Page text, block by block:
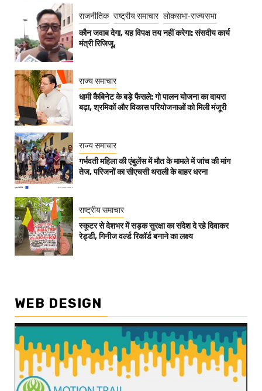
राजनीतिक राष्ट्रीय समाचार लोकसभा-राज्यसभा
कौन जवाब देगा, यह विपक्ष तय नहीं करेगा: संसदीय कार्य
मंत्री रिजिजू,
राज्य समाचार
धामी कैबिनेट के बड़े फैसले: गो पालन योजना का दायरा
बढ़ा, श्रमिकों और विकास परियोजनाओं को मिली मंजूरी
राज्य समाचार
गर्भवती महिला की एंबुलेंस में मौत के मामले में जांच की मांग
तेज, परिजनों का सीएचसी थराली के बाहर धरना
राष्ट्रीय समाचार
स्कूटर से देशभर में सड़क सुरक्षा का संदेश दे रहे दिवाकर
रेड्डी, गिनीज वर्ल्ड रिकॉर्ड बनाने का लक्ष्य
WEB DESIGN